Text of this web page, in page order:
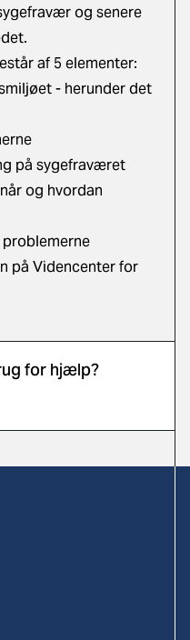
og senere
af 5 elementer:
- herunder det
på sygefraværet
og hvordan
på Videncenter for
for hjælp?